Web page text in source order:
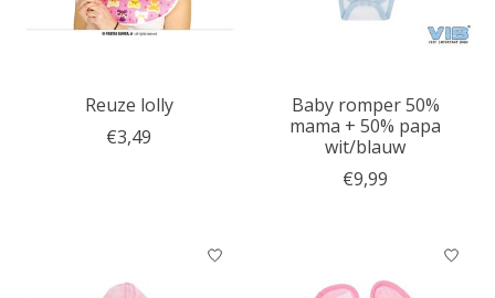
Reuze lolly
€3,49
Baby romper 50%
mama + 50% papa
wit/blauw
€9,99